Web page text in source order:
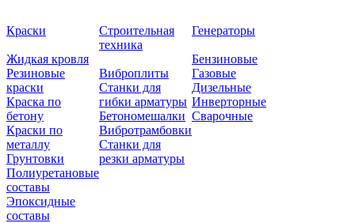
Краски
Жидкая кровля
Резиновые
краски
Краска по
бетону
Краски по
металлу
Грунтовки
Полиуретановые
составы
Эпоксидные
составы
Строительная
техника
Виброплиты
Станки для
гибки арматуры
Бетономешалки
Вибротрамбовки
Станки для
резки арматуры
Генераторы
Бензиновые
Газовые
Дизельные
Инверторные
Сварочные